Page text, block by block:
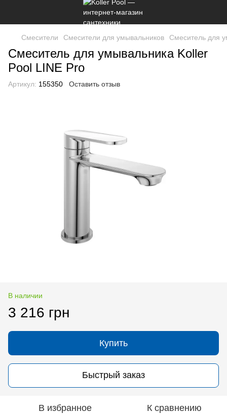
Смесители Смесители для умывальников Смеситель для
Смеситель для умывальника Koller
Pool LINE Pro
Артикул: 155350 Оставить отзыв
В наличии
3 216 грн
Купить
Быстрый заказ
В избранное К сравнению